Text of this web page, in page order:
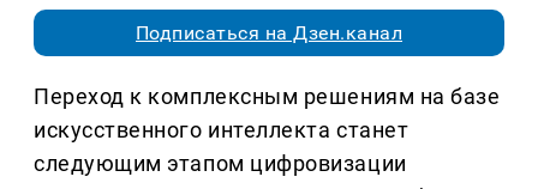
Подписаться на Дзен.канал
Переход к комплексным решениям на базе
искусственного интеллекта станет
следующим этапом цифровизации